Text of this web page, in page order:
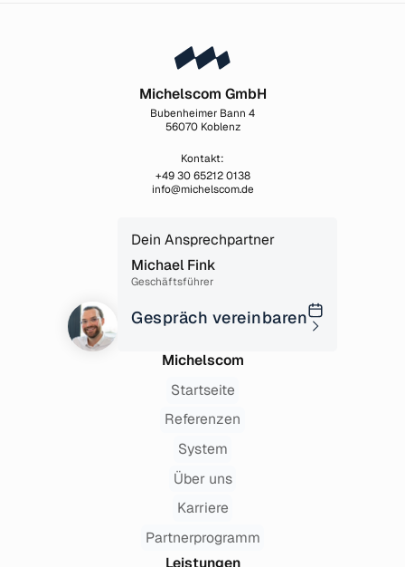
Michelscom GmbH
Bubenheimer Bann 4
56070 Koblenz
Kontakt:
+49 30 65212 0138
info@michelscom.de
Dein Ansprech­partner
Michael Fink
Geschäftsführer
Gespräch vereinbaren
Michelscom
Startseite
Referenzen
System
Über uns
Karriere
Partnerprogramm
Leistungen